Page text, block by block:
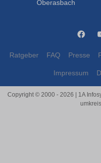
Oberasbach
Ratgeber FAQ Presse
Impressum
Copyright © 2000 - 2026 | 1A